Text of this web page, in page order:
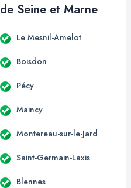
Seine et Marne
Le Mesnil-Amelot
Boisdon
Pécy
Maincy
Montereau-sur-le-Jard
Saint-Germain-Laxis
Blennes